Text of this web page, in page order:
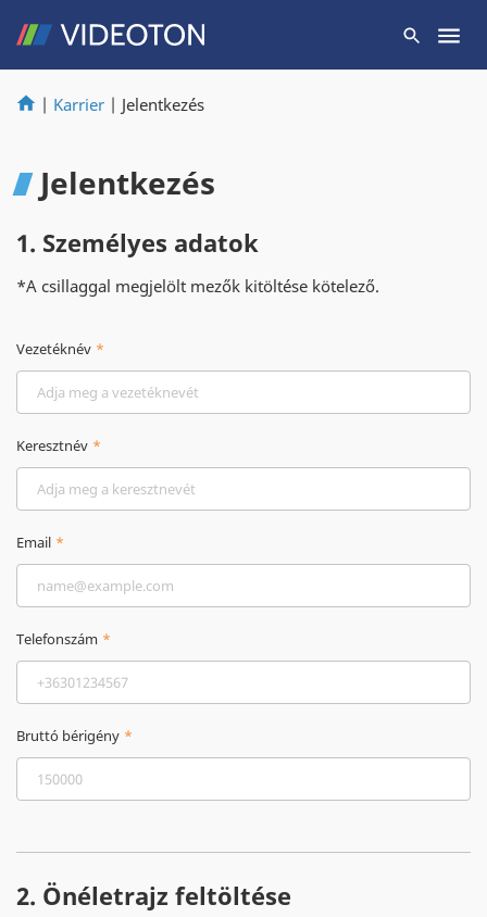
| Karrier | Jelentkezés
Jelentkezés
1. Személyes adatok
*A csillaggal megjelölt mezők kitöltése kötelező.
Vezetéknév
Keresztnév
Email
Telefonszám
Bruttó bérigény
2. Önéletrajz feltöltése